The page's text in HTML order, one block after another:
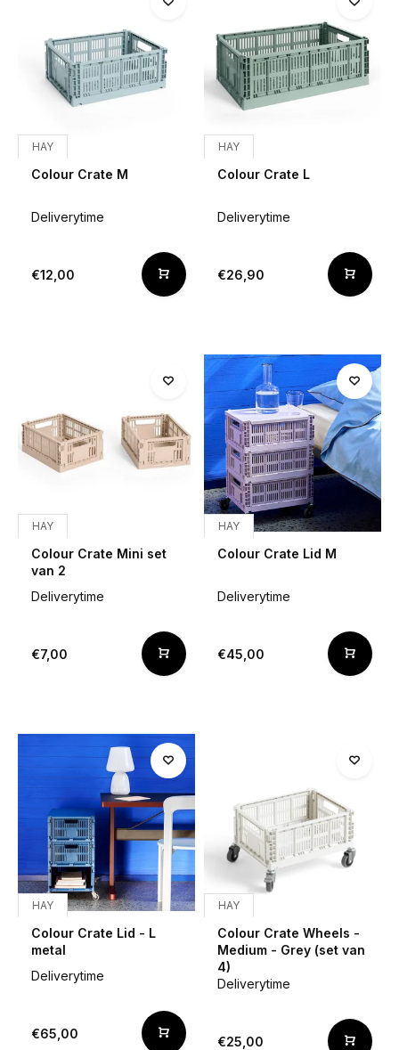
HAY
Colour Crate M
Deliverytime
€12,00
HAY
Colour Crate L
Deliverytime
€26,90
HAY
Colour Crate Mini set
van 2
Deliverytime
€7,00
HAY
Colour Crate Lid M
Deliverytime
€45,00
HAY
Colour Crate Lid - L
metal
Deliverytime
€65,00
HAY
Colour Crate Wheels -
Medium - Grey (set van
4)
Deliverytime
€25,00